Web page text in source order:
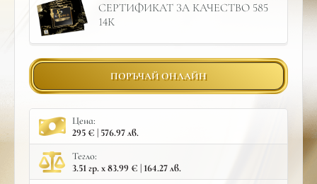
СЕРТИФИКАТ ЗА КАЧЕСТВО 585
14К
ПОРЪЧАЙ ОНЛАЙН
Цена:
295 € | 576.97 лв.
Тегло:
3.51 гр. x 83.99 € | 164.27 лв.